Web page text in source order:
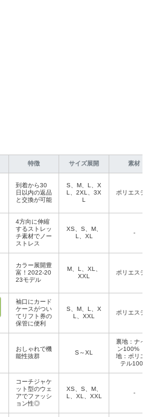
特徴 サイズ展開 素材
到着から30
日以内の返品
と交換が可能
S、M、L、X
L、2XL、3X
L
ポリエステル
4方向に伸縮
するストレッ
チ素材でノー
ストレス
XS、S、M、
L、XL
-
カラー展開豊
富！2022-20
23モデル
M、L、XL、
XXL
ポリエステル
袖口にカード
ケースがつい
てリフト券の
保管に便利
S、M、L、X
L、XXL
ポリエステル
おしゃれで機
能性抜群
S～XL
裏地：ナイロ
ン100% 表
地：ポリエス
テル100%
コーチジャケ
ット型のウェ
アでファッシ
ョン性◎
XS、S、M、
L、XL、XXL
-